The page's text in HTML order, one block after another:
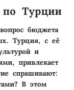
по Турции
бюджета
Турция, с её
и
привлекает
спрашивают:
В этом